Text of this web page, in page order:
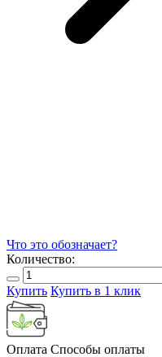
Что это обозначает?
Количество:
Купить Купить в 1 клик
Оплата Способы оплаты